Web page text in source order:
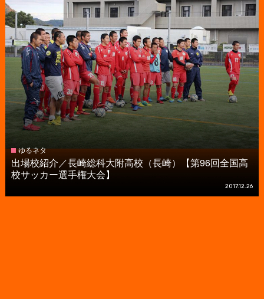
ゆるネタ
出場校紹介／長崎総科大附高校（長崎）【第96回全国高
校サッカー選手権大会】
2017.12.26